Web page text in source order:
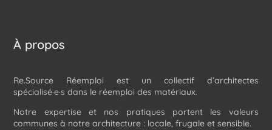
À propos
Re.Source Réemploi est un collectif d’architectes
spécialisé·e·s dans le réemploi des matériaux.
Notre expertise et nos pratiques portent les valeurs
communes à notre architecture : locale, frugale et sensible.